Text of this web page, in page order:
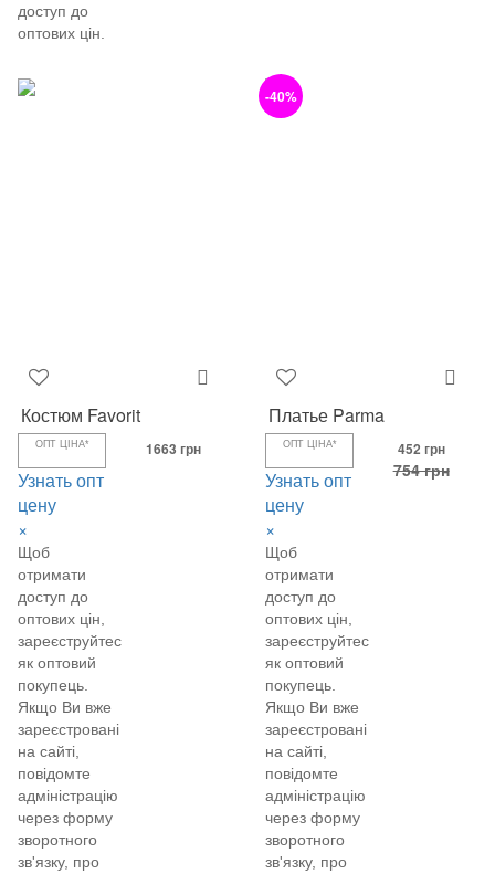
доступ до
оптових цін.
Костюм Favorit
ОПТ ЦІНА*
Узнать опт
цену
×
Щоб
отримати
доступ до
оптових цін,
зареєструйтеся
як оптовий
покупець.
Якщо Ви вже
зареєстровані
на сайті,
повідомте
адміністрацію
через форму
зворотного
зв'язку, про
1663 грн
-40%
Платье Parma
ОПТ ЦІНА*
Узнать опт
цену
×
Щоб
отримати
доступ до
оптових цін,
зареєструйтеся
як оптовий
покупець.
Якщо Ви вже
зареєстровані
на сайті,
повідомте
адміністрацію
через форму
зворотного
зв'язку, про
452 грн
754 грн